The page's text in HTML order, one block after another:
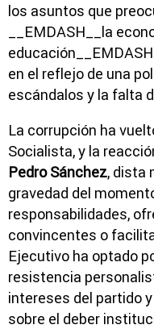
los asuntos que
__EMDASH__la
en el reflejo de una
escándalos y la falta
La corrupción ha
Socialista, y la
Pedro Sánchez, dista
gravedad del
responsabilidades,
convincentes o
Ejecutivo ha optado
resistencia
intereses del partido
sobre el deber